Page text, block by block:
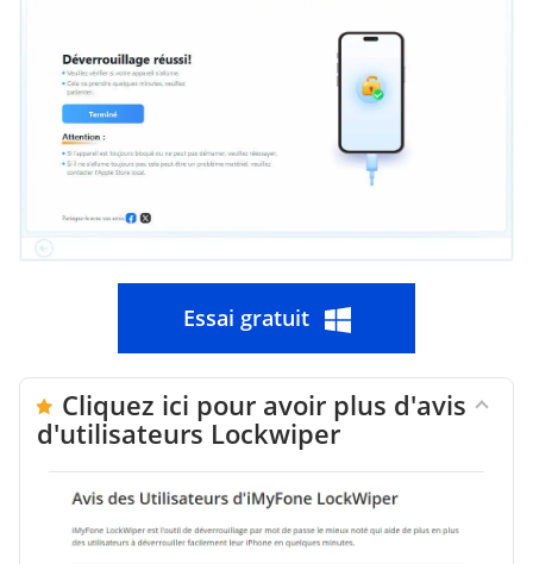
Essai gratuit
Cliquez ici pour avoir plus d'avis
d'utilisateurs Lockwiper